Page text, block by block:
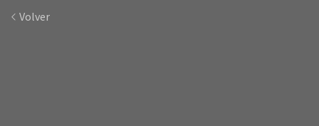
Volver